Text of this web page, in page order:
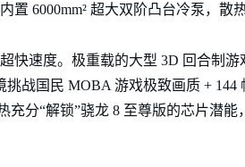
6000mm² 超大双阶凸台冷泵，散热
速度。极重载的大型 3D 回合制游
战国民 MOBA 游戏极致画质 + 144
分“解锁”骁龙 8 至尊版的芯片潜